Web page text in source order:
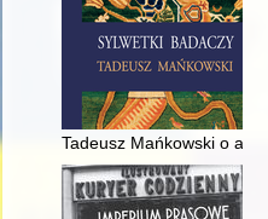
Tadeusz Mańkowski o